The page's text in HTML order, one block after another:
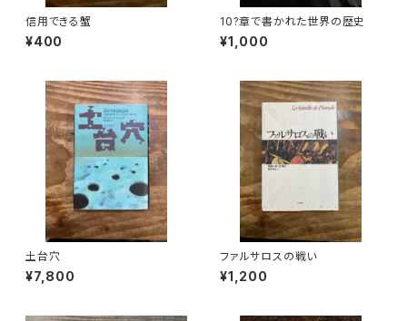
信用できる蟹
¥400
10?章で書かれた世界の歴史
¥1,000
土台穴
¥7,800
ファルサロスの戦い
¥1,200